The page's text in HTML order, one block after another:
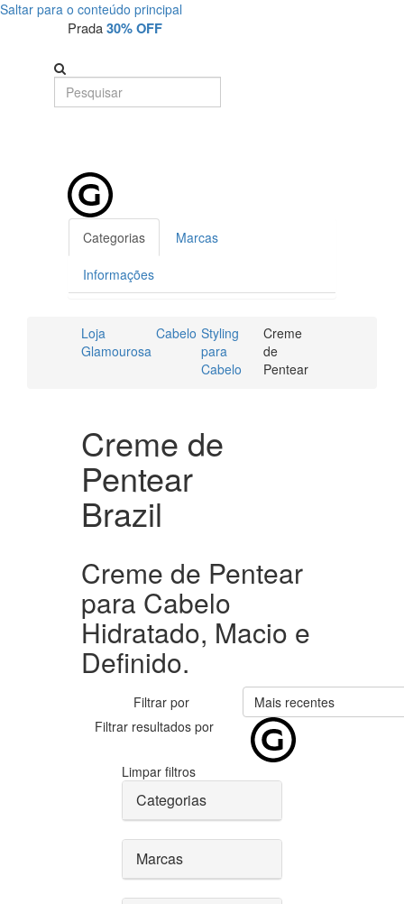
Saltar para o conteúdo principal
Prada30% OFF
Categorias Marcas
Informações
Loja
Glamourosa
Cabelo Styling
para
Cabelo
Creme
de
Pentear
Creme de
Pentear
Brazil
Creme de Pentear
para Cabelo
Hidratado, Macio e
Definido.
Filtrar por
Mais recentes
Filtrar resultados por
Limpar filtros
Categorias
Marcas